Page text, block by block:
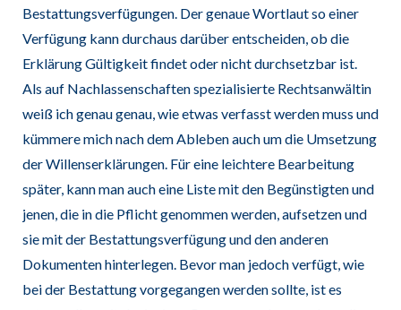
Bestattungsverfügungen. Der genaue Wortlaut so einer
Verfügung kann durchaus darüber entscheiden, ob die
Erklärung Gültigkeit findet oder nicht durchsetzbar ist.
Als auf Nachlassenschaften spezialisierte Rechtsanwältin
weiß ich genau genau, wie etwas verfasst werden muss und
kümmere mich nach dem Ableben auch um die Umsetzung
der Willenserklärungen. Für eine leichtere Bearbeitung
später, kann man auch eine Liste mit den Begünstigten und
jenen, die in die Pflicht genommen werden, aufsetzen und
sie mit der Bestattungsverfügung und den anderen
Dokumenten hinterlegen. Bevor man jedoch verfügt, wie
bei der Bestattung vorgegangen werden sollte, ist es